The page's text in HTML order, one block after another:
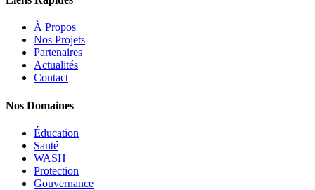
À Propos
Nos Projets
Partenaires
Actualités
Contact
Nos Domaines
Éducation
Santé
WASH
Protection
Gouvernance